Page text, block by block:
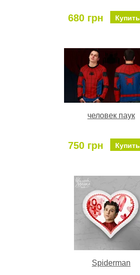
680 грн Купить
человек паук
750 грн Купить
Spiderman